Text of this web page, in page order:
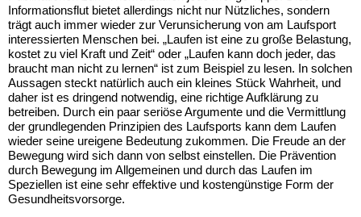
Informationsflut bietet allerdings nicht nur Nützliches, sondern
trägt auch immer wieder zur Verunsicherung von am Laufsport
interessierten Menschen bei. „Laufen ist eine zu große Belastung,
kostet zu viel Kraft und Zeit“ oder „Laufen kann doch jeder, das
braucht man nicht zu lernen“ ist zum Beispiel zu lesen. In solchen
Aussagen steckt natürlich auch ein kleines Stück Wahrheit, und
daher ist es dringend notwendig, eine richtige Aufklärung zu
betreiben. Durch ein paar seriöse Argumente und die Vermittlung
der grundlegenden Prinzipien des Laufsports kann dem Laufen
wieder seine ureigene Bedeutung zukommen. Die Freude an der
Bewegung wird sich dann von selbst einstellen. Die Prävention
durch Bewegung im Allgemeinen und durch das Laufen im
Speziellen ist eine sehr effektive und kostengünstige Form der
Gesundheitsvorsorge.